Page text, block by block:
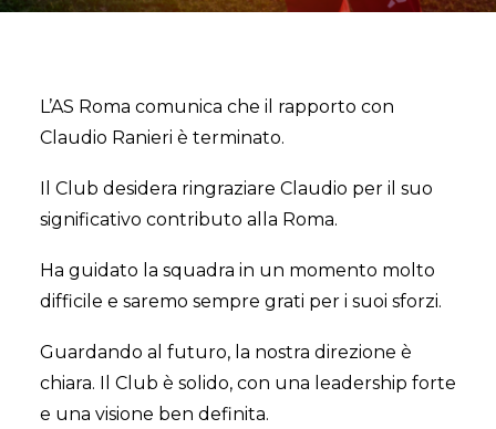
L’AS Roma comunica che il rapporto con
Claudio Ranieri è terminato.
Il Club desidera ringraziare Claudio per il suo
significativo contributo alla Roma.
Ha guidato la squadra in un momento molto
difficile e saremo sempre grati per i suoi sforzi.
Guardando al futuro, la nostra direzione è
chiara. Il Club è solido, con una leadership forte
e una visione ben definita.